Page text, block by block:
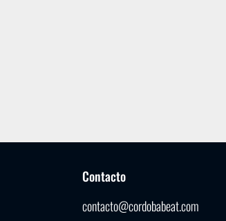
Contacto
contacto@cordobabeat.com